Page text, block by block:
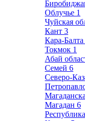
Облучье 1
Чуйская
Кант 3
Кара-Балта
Токмок 1
Абай
Семей 6
Северо-
Магадан 6